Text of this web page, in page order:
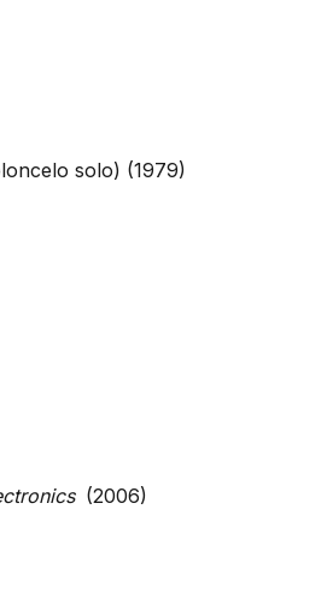
solo) (1979)
(2006)